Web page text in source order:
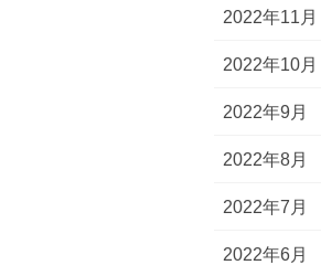
2022年11月
2022年10月
2022年9月
2022年8月
2022年7月
2022年6月